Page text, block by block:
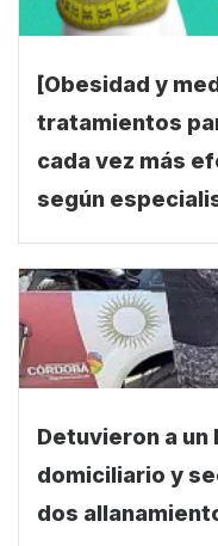
[Obesidad y
tratamientos
cada vez más
según
Detuvieron a un
domiciliario y
dos